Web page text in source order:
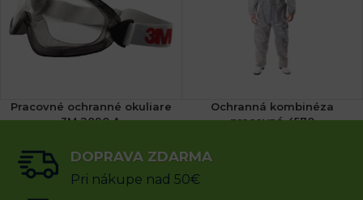
Pracovné ochranné okuliare
3M 2890 A
26.80€ s DPH
Ochranná kombinéza
pracovná 4570
DOPRAVA ZDARMA
Pri nákupe nad 50€